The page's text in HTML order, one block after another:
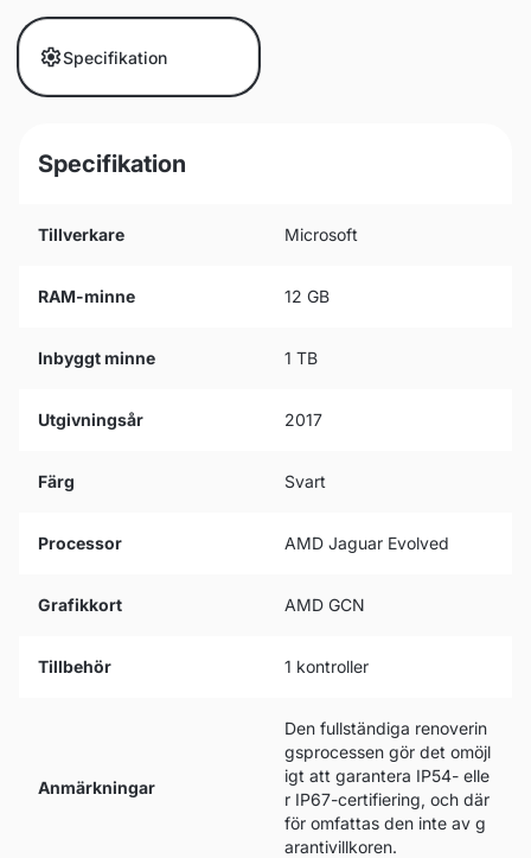
Specifikation
Specifikation
Tillverkare Microsoft
RAM-minne 12 GB
Inbyggt minne 1 TB
Utgivningsår 2017
Färg Svart
Processor AMD Jaguar Evolved
Grafikkort AMD GCN
Tillbehör 1 kontroller
Anmärkningar
Den fullständiga renoverin
gsprocessen gör det omöjl
igt att garantera IP54- elle
r IP67-certifiering, och där
för omfattas den inte av g
arantivillkoren.